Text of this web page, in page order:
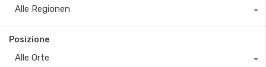
Alle Regionen
Posizione
Alle Orte